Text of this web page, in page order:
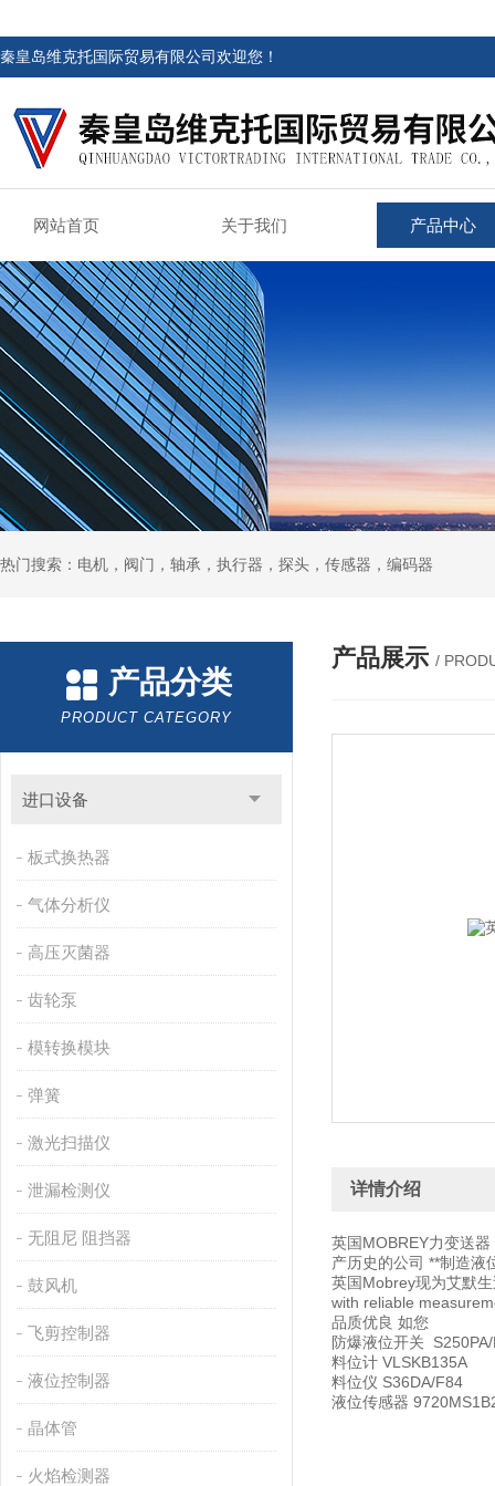
秦皇岛维克托国际贸易有限公司欢迎您！
网站首页 关于我们 产品中心
热门搜索：电机，阀门，轴承，执行器，探头，传感器，编码器
产品分类
PRODUCT CATEGORY
进口设备
板式换热器
气体分析仪
高压灭菌器
齿轮泵
模转换模块
弹簧
激光扫描仪
泄漏检测仪
无阻尼 阻挡器
鼓风机
飞剪控制器
液位控制器
晶体管
火焰检测器
产品展示 /
详情介绍
英国MOBREY力变送
产历史的公司 **制造液
英国Mobrey现为艾默
with reliable
品质优良 如您
防爆液位开关
料位计 VLSKB135A
料位仪 S36DA/F84
液位传感器